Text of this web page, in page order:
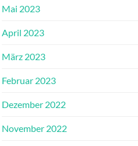
Mai 2023
April 2023
März 2023
Februar 2023
Dezember 2022
November 2022